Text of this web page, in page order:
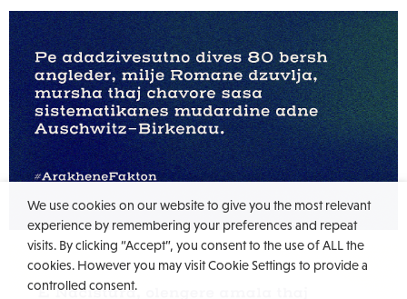
We use cookies on our website to give you the most relevant
experience by remembering your preferences and repeat
visits. By clicking “Accept”, you consent to the use of ALL the
cookies. However you may visit Cookie Settings to provide a
controlled consent.